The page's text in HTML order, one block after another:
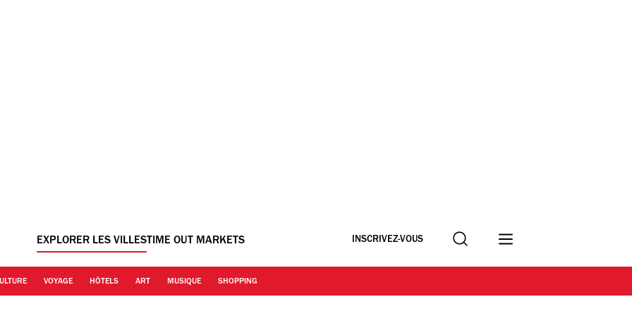
EXPLORER LES VILLESTIME OUT MARKETS INSCRIVEZ-VOUS Recherche
VOYAGE HÔTELS ART MUSIQUE SHOPPING